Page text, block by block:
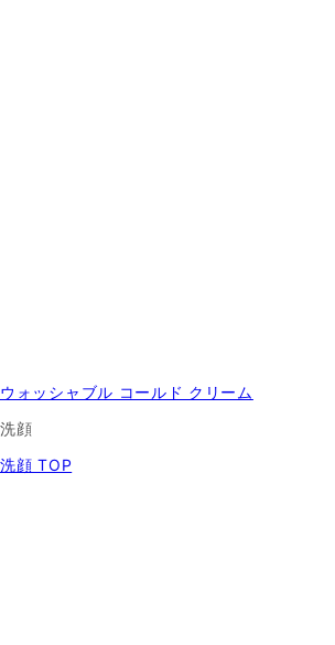
ウォッシャブル コールド クリーム
洗顔
洗顔 TOP